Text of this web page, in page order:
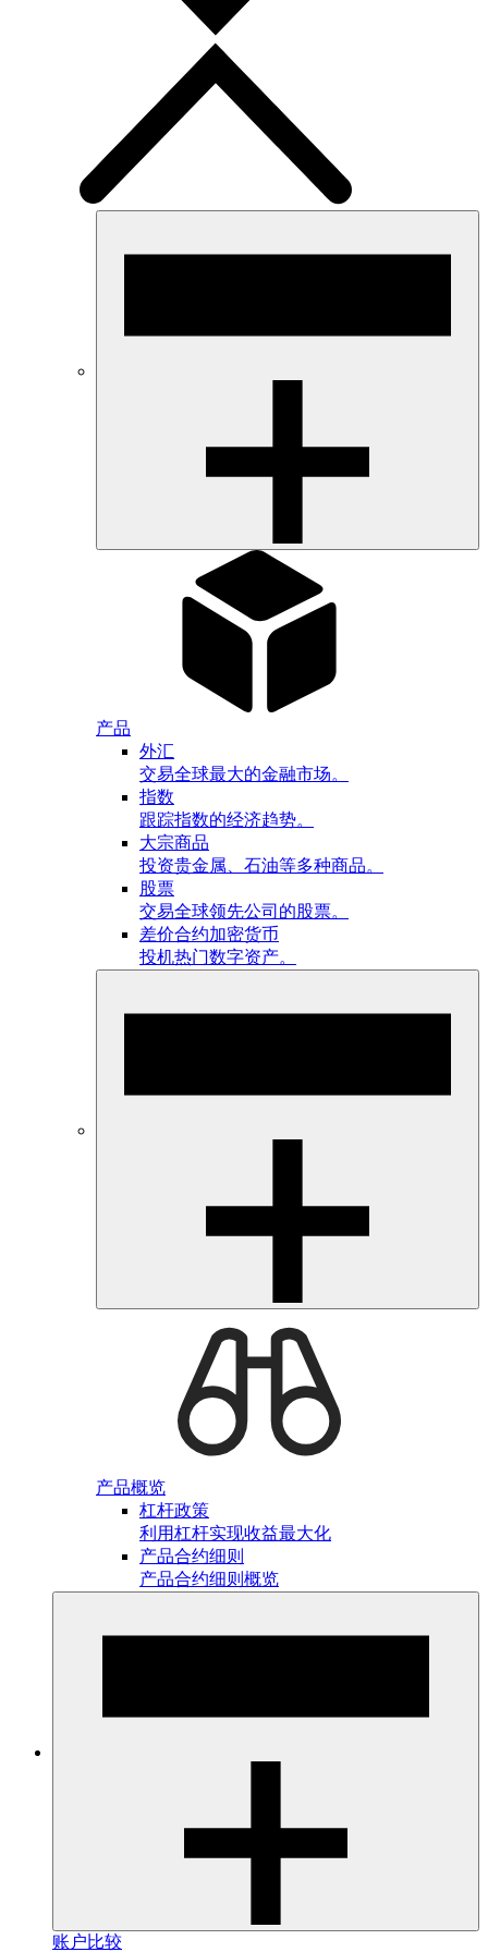
产品
外汇
交易全球最大的金融市场。
指数
跟踪指数的经济趋势。
大宗商品
投资贵金属、石油等多种商品。
股票
交易全球领先公司的股票。
差价合约加密货币
投机热门数字资产。
产品概览
杠杆政策
利用杠杆实现收益最大化
产品合约细则
产品合约细则概览
账户比较